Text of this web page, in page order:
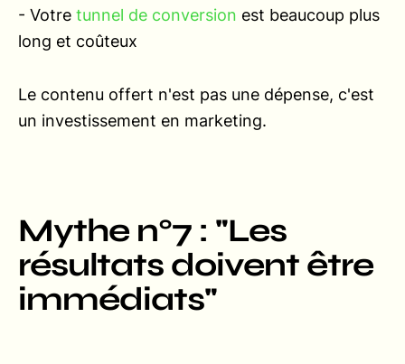
- Votre tunnel de conversion est beaucoup plus
long et coûteux
Le contenu offert n'est pas une dépense, c'est
un investissement en marketing.
Mythe n°7 : "Les
résultats doivent être
immédiats"